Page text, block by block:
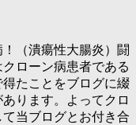
（潰瘍性大腸炎）闘
ローン病患者である
たことをブログに綴
ります。よってクロ
当ブログとお付き合